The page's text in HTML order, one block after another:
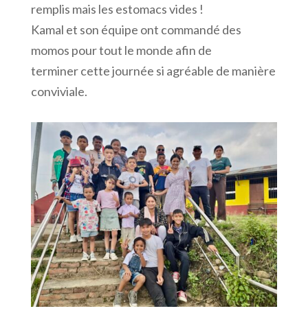
remplis mais les estomacs vides !
Kamal et son équipe ont commandé des
momos pour tout le monde afin de
terminer cette journée si agréable de manière
conviviale.